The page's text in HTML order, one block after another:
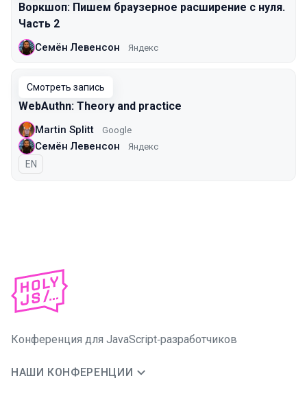
Воркшоп: Пишем браузерное расширение с нуля.
Часть 2
Семён Левенсон Яндекс
Смотреть запись
WebAuthn: Theory and practice
Martin Splitt Google
Семён Левенсон Яндекс
На английском языке
EN
Конференция для JavaScript‑разработчиков
НАШИ КОНФЕРЕНЦИИ